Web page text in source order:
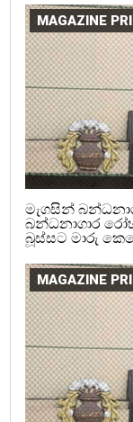
MAGAZINE
මැගසින්
බන්ධනාගාර
බූස්සට මාරු
MAGAZINE